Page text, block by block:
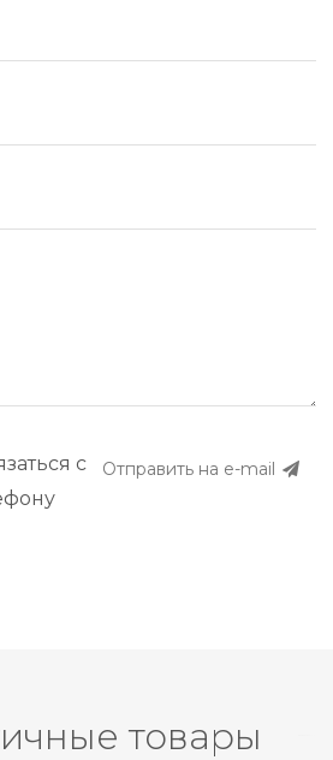
Отправить на e-mail
с
товары